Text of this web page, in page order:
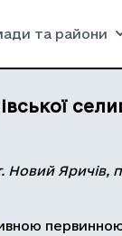
та райони
Новий Яричів,